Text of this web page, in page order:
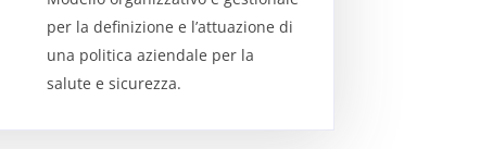
per la definizione e l’attuazione di
una politica aziendale per la
salute e sicurezza.